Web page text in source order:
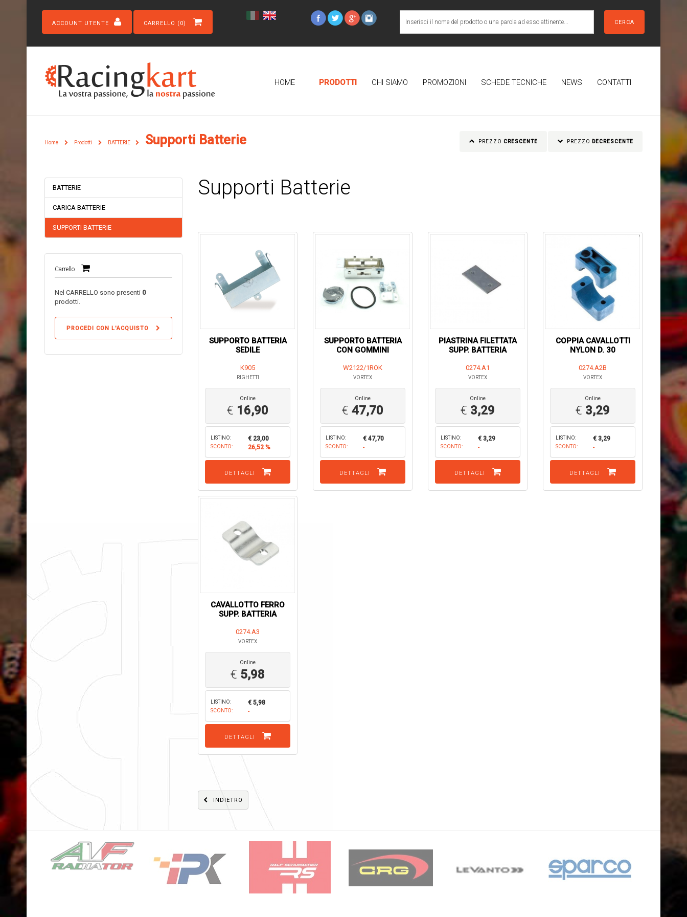
ACCOUNT UTENTE CARRELLO (0) CERCA
HOME PRODOTTI CHI SIAMO PROMOZIONI SCHEDE TECNICHE NEWS CONTATTI
Home Prodotti BATTERIE Supporti Batterie PREZZO CRESCENTE PREZZO DECRESCENTE
BATTERIE
CARICA BATTERIE
SUPPORTI BATTERIE
Carrello
Nel CARRELLO sono presenti 0
prodotti.
PROCEDI CON L'ACQUISTO
Supporti Batterie
SUPPORTO BATTERIA
SEDILE
K905
RIGHETTI
Online
€ 16,90
LISTINO: € 23,00
SCONTO: 26,52 %
DETTAGLI
SUPPORTO BATTERIA
CON GOMMINI
W2122/1ROK
VORTEX
Online
€ 47,70
LISTINO: € 47,70
SCONTO: -
DETTAGLI
PIASTRINA FILETTATA
SUPP. BATTERIA
0274.A1
VORTEX
Online
€ 3,29
LISTINO: € 3,29
SCONTO: -
DETTAGLI
COPPIA CAVALLOTTI
NYLON D. 30
0274.A2B
VORTEX
Online
€ 3,29
LISTINO: € 3,29
SCONTO: -
DETTAGLI
CAVALLOTTO FERRO
SUPP. BATTERIA
0274.A3
VORTEX
Online
€ 5,98
LISTINO: € 5,98
SCONTO: -
DETTAGLI
INDIETRO